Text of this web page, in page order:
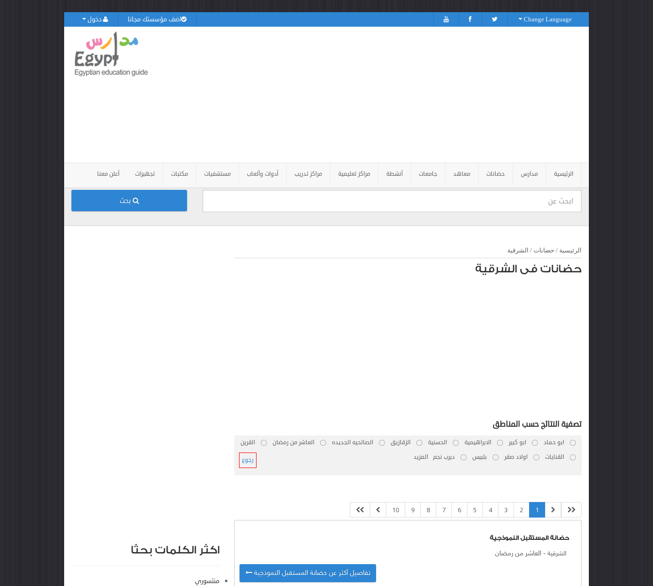
دخول اضف مؤسستك مجانا Change Language
الرئيسية مدارس حضانات معاهد جامعات أنشطة مراكز تعليمية مراكز تدريب أدوات وألعاب مستشفيات مكتبات تجهيزات أعلن معنا
بحث
الرئيسية / حضانات / الشرقية
حضانات فى الشرقية
تصفية النتائج حسب المناطق
ابو حماد ابو كبير الابراهيمية الحسنية الزقازيق الصالحيه الجديده العاشر من رمضان
القرين
القنايات
اولاد صقر بلبيس ديرب نجم رجوع المزيد
1
2
3
4
5
6
7
8
9
10
حضانة المستقبل النموذجية
الشرقية - العاشر من رمضان
تفاصيل أكثر عن حضانة المستقبل النموذجية
اكثر الكلمات بحثا
منتسوري